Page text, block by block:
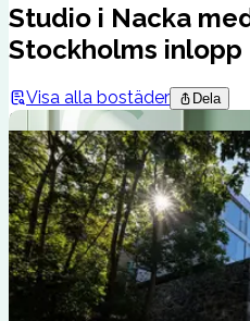
Studio i Nacka
Stockholms inlopp
Visa alla bostäder Dela